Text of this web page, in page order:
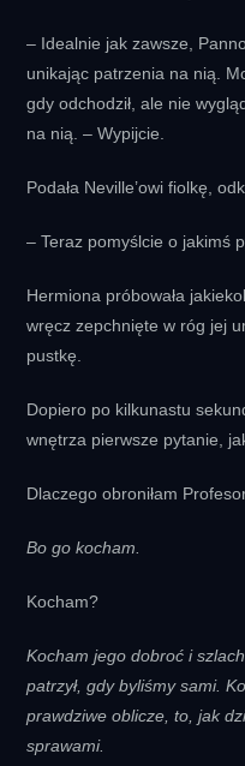
– Idealnie jak zawsze,
unikając patrzenia na nią.
gdy odchodził, ale nie
na nią. – Wypijcie.
Podała Neville’owi fiolkę,
– Teraz pomyślcie o jakimś
Hermiona próbowała
wręcz zepchnięte w róg jej
pustkę.
Dopiero po kilkunastu
wnętrza pierwsze pytanie,
Dlaczego obroniłam
Bo go kocham.
Kocham?
Kocham jego dobroć i
patrzył, gdy byliśmy sami.
prawdziwe oblicze, to, jak
sprawami.